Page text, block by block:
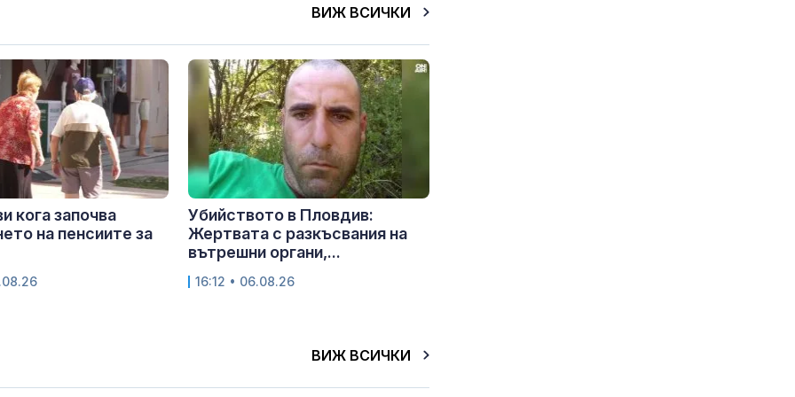
ВИЖ ВСИЧКИ
кога започва
на пенсиите за
Убийството в Пловдив:
Жертвата с разкъсвания на
вътрешни органи,...
16:12 • 06.08.26
ВИЖ ВСИЧКИ